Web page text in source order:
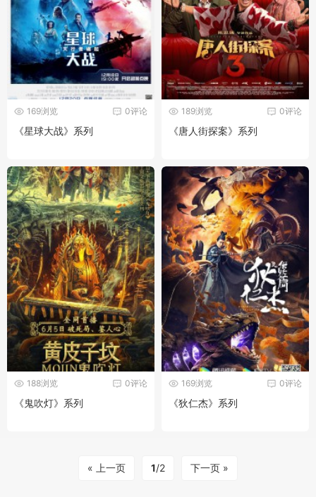
0评论
169浏览
《星球大战》系列
0评论
189浏览
《唐人街探案》系列
0评论
188浏览
《鬼吹灯》系列
0评论
169浏览
《狄仁杰》系列
« 上一页 1/2 下一页 »